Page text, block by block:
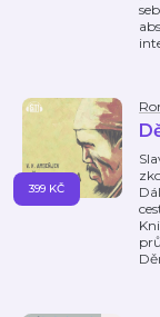
399 KČ